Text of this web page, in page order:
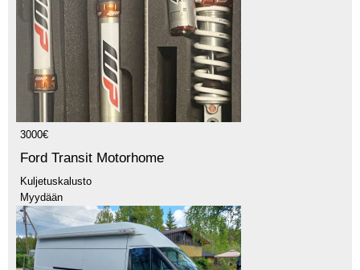
3000€
Ford Transit Motorhome
Kuljetuskalusto
Myydään